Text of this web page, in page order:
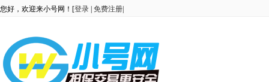
您好，欢迎来小号网！[登录 免费注册